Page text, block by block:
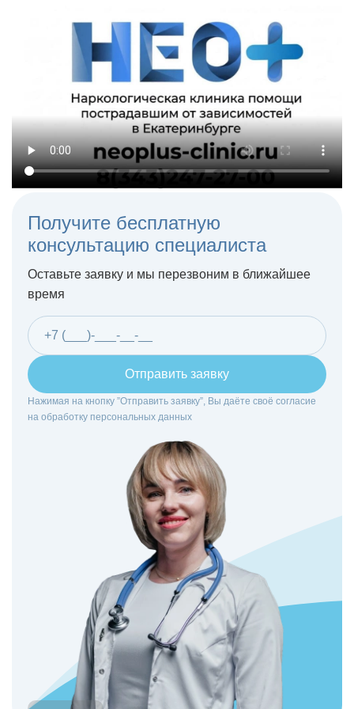
Получите бесплатную
консультацию специалиста
Оставьте заявку и мы перезвоним в ближайшее
время
Отправить заявку
Нажимая на кнопку ”Отправить заявку”, Вы даёте своё согласие
на обработку персональных данных